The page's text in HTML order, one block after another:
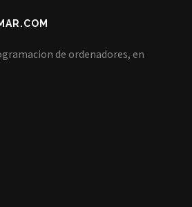
de ordenadores, en